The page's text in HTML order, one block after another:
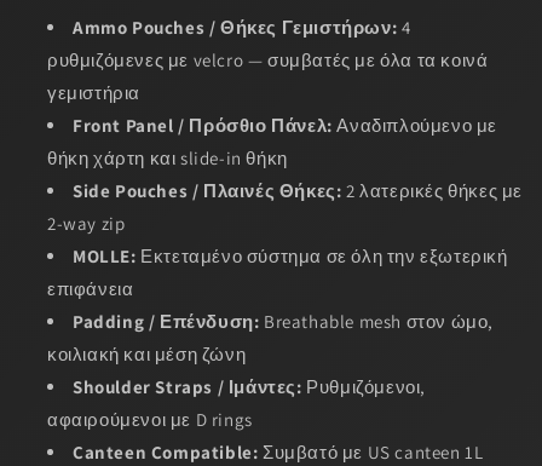
Ammo Pouches / Θήκες Γεμιστήρων: 4
ρυθμιζόμενες με velcro — συμβατές με όλα τα κοινά
γεμιστήρια
Front Panel / Πρόσθιο Πάνελ: Αναδιπλούμενο με
θήκη χάρτη και slide-in θήκη
Side Pouches / Πλαινές Θήκες: 2 λατερικές θήκες με
2-way zip
MOLLE: Εκτεταμένο σύστημα σε όλη την εξωτερική
επιφάνεια
Padding / Επένδυση: Breathable mesh στον ώμο,
κοιλιακή και μέση ζώνη
Shoulder Straps / Ιμάντες: Ρυθμιζόμενοι,
αφαιρούμενοι με D rings
Canteen Compatible: Συμβατό με US canteen 1L